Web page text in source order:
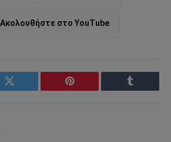
Ακολουθήστε στο YouTube
Twitter Pinterest Tumblr